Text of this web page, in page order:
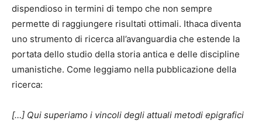
dispendioso in termini di tempo che non sempre
permette di raggiungere risultati ottimali. Ithaca diventa
uno strumento di ricerca all’avanguardia che estende la
portata dello studio della storia antica e delle discipline
umanistiche. Come leggiamo nella pubblicazione della
ricerca:
[…] Qui superiamo i vincoli degli attuali metodi epigrafici